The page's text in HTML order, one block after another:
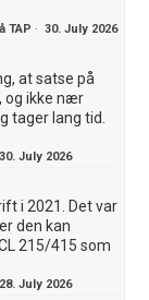
TAP ·30. July 2026
at satse på
og ikke nær
tager lang tid.
30. July 2026
i 2021. Det var
den kan
215/415 som
28. July 2026